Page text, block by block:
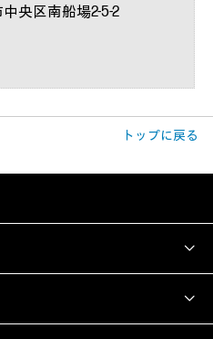
央区南船場2-5-2
トップに戻る